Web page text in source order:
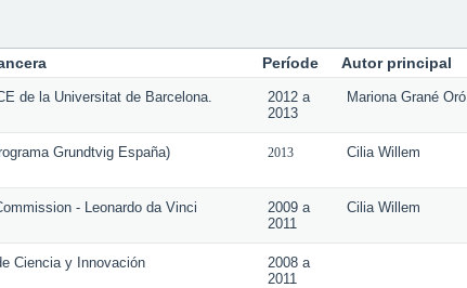
Període Autor principal
de la Universitat de Barcelona. 2012 a
2013
Mariona Grané Oró
Grundtvig España) 2013 Cilia Willem
- Leonardo da Vinci 2009 a
2011
Cilia Willem
Ciencia y Innovación 2008 a
2011